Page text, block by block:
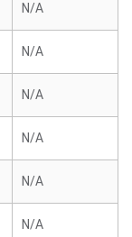
N/A
N/A
N/A
N/A
N/A
N/A